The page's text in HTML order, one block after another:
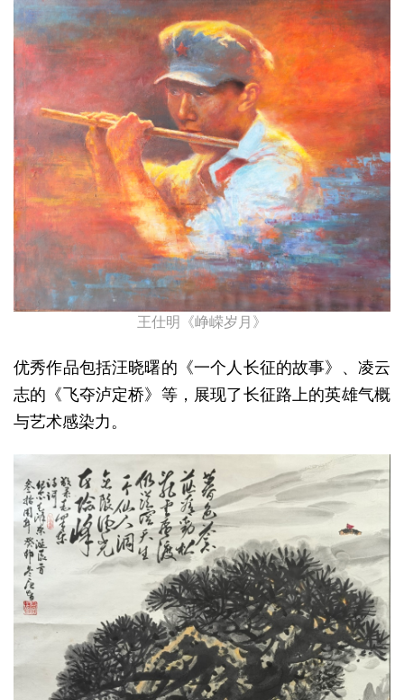
王仕明《峥嵘岁月》
优秀作品包括汪晓曙的《一个人长征的故事》、凌云
志的《飞夺泸定桥》等，展现了长征路上的英雄气概
与艺术感染力。